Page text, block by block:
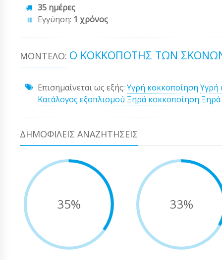
35 ημέρες
Εγγύηση: 1 χρόνος
ΜΟΝΤΈΛΟ: Ο ΚΟΚΚΟΠΌΤΗΣ ΤΩΝ ΣΚΟΝΏΝ
Επισημαίνεται ως εξής: Υγρή κοκκοποίηση Υγρή
Κατάλογος εξοπλισμού Ξηρά κοκκοποίηση
ΔΗΜΟΦΙΛΕΊΣ ΑΝΑΖΗΤΉΣΕΙΣ
35% 33%